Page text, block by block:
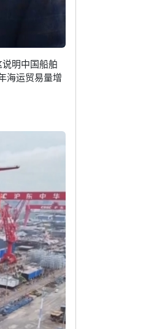
明中国船舶
海运贸易量增